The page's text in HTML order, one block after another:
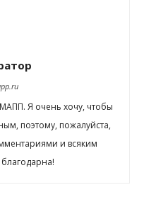
Я очень хочу, чтобы
поэтому, пожалуйста,
и всяким